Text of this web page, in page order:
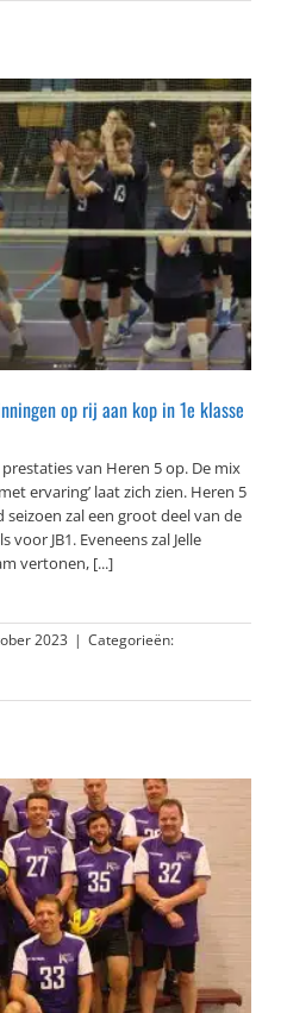
op rij aan kop in 1e klasse
van Heren 5 op. De mix
ervaring’ laat zich zien. Heren 5
zal een groot deel van de
voor JB1. Eveneens zal Jelle
vertonen, [...]
2023 | Categorieën: